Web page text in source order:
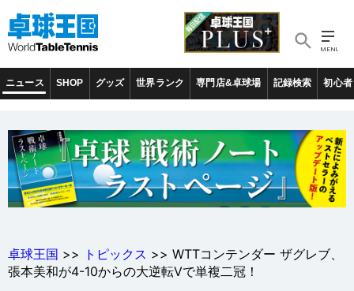
ニュース SHOP グッズ 世界ランク 専門店&卓球場 記録検索 初心者
卓球王国 >> トピックス >> WTTコンテンダー ザグレブ、
張本美和が4-10からの大逆転Vで単複二冠！